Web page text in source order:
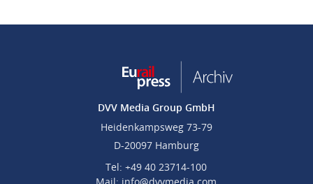
DVV Media Group GmbH
Heidenkampsweg 73-79
D-20097 Hamburg
Tel: +49 40 23714-100